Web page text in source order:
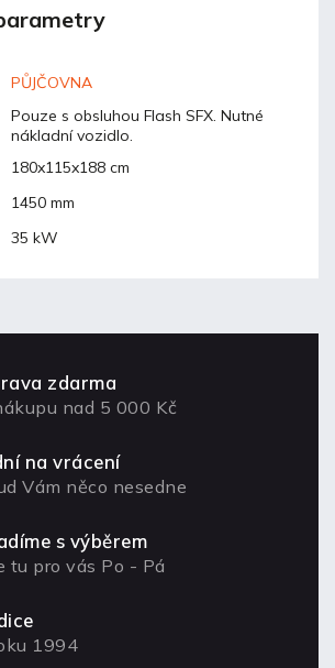
PŮJČOVNA
Pouze s obsluhou Flash SFX. Nutné
nákladní vozidlo.
180x115x188 cm
1450 mm
35 kW
zdarma
nad 5 000 Kč
na vrácení
Vám něco nesedne
s výběrem
tu pro vás Po - Pá
1994